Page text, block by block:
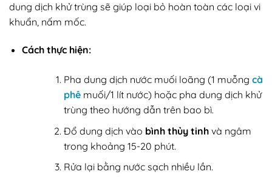
dung dịch khử trùng sẽ giúp loại bỏ hoàn toàn các loại vi
khuẩn, nấm mốc.
Cách thực hiện:
Pha dung dịch nước muối loãng (1 muỗng cà
phêmuối/1 lít nước) hoặc pha dung dịch khử
trùng theo hướng dẫn trên bao bì.
Đổ dung dịch vào bình thủy tinhvà ngâm
trong khoảng 15-20 phút.
Rửa lại bằng nước sạch nhiều lần.